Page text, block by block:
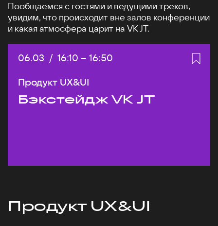
Пообщаемся с гостями и ведущими треков,
увидим, что происходит вне залов конференции
и какая атмосфера царит на VK JT.
Дата:
06.03 / Начало:
16:10 – Конец:
16:50
Продукт UX&UI
Бэкстейдж VK JT
Продукт UX&UI